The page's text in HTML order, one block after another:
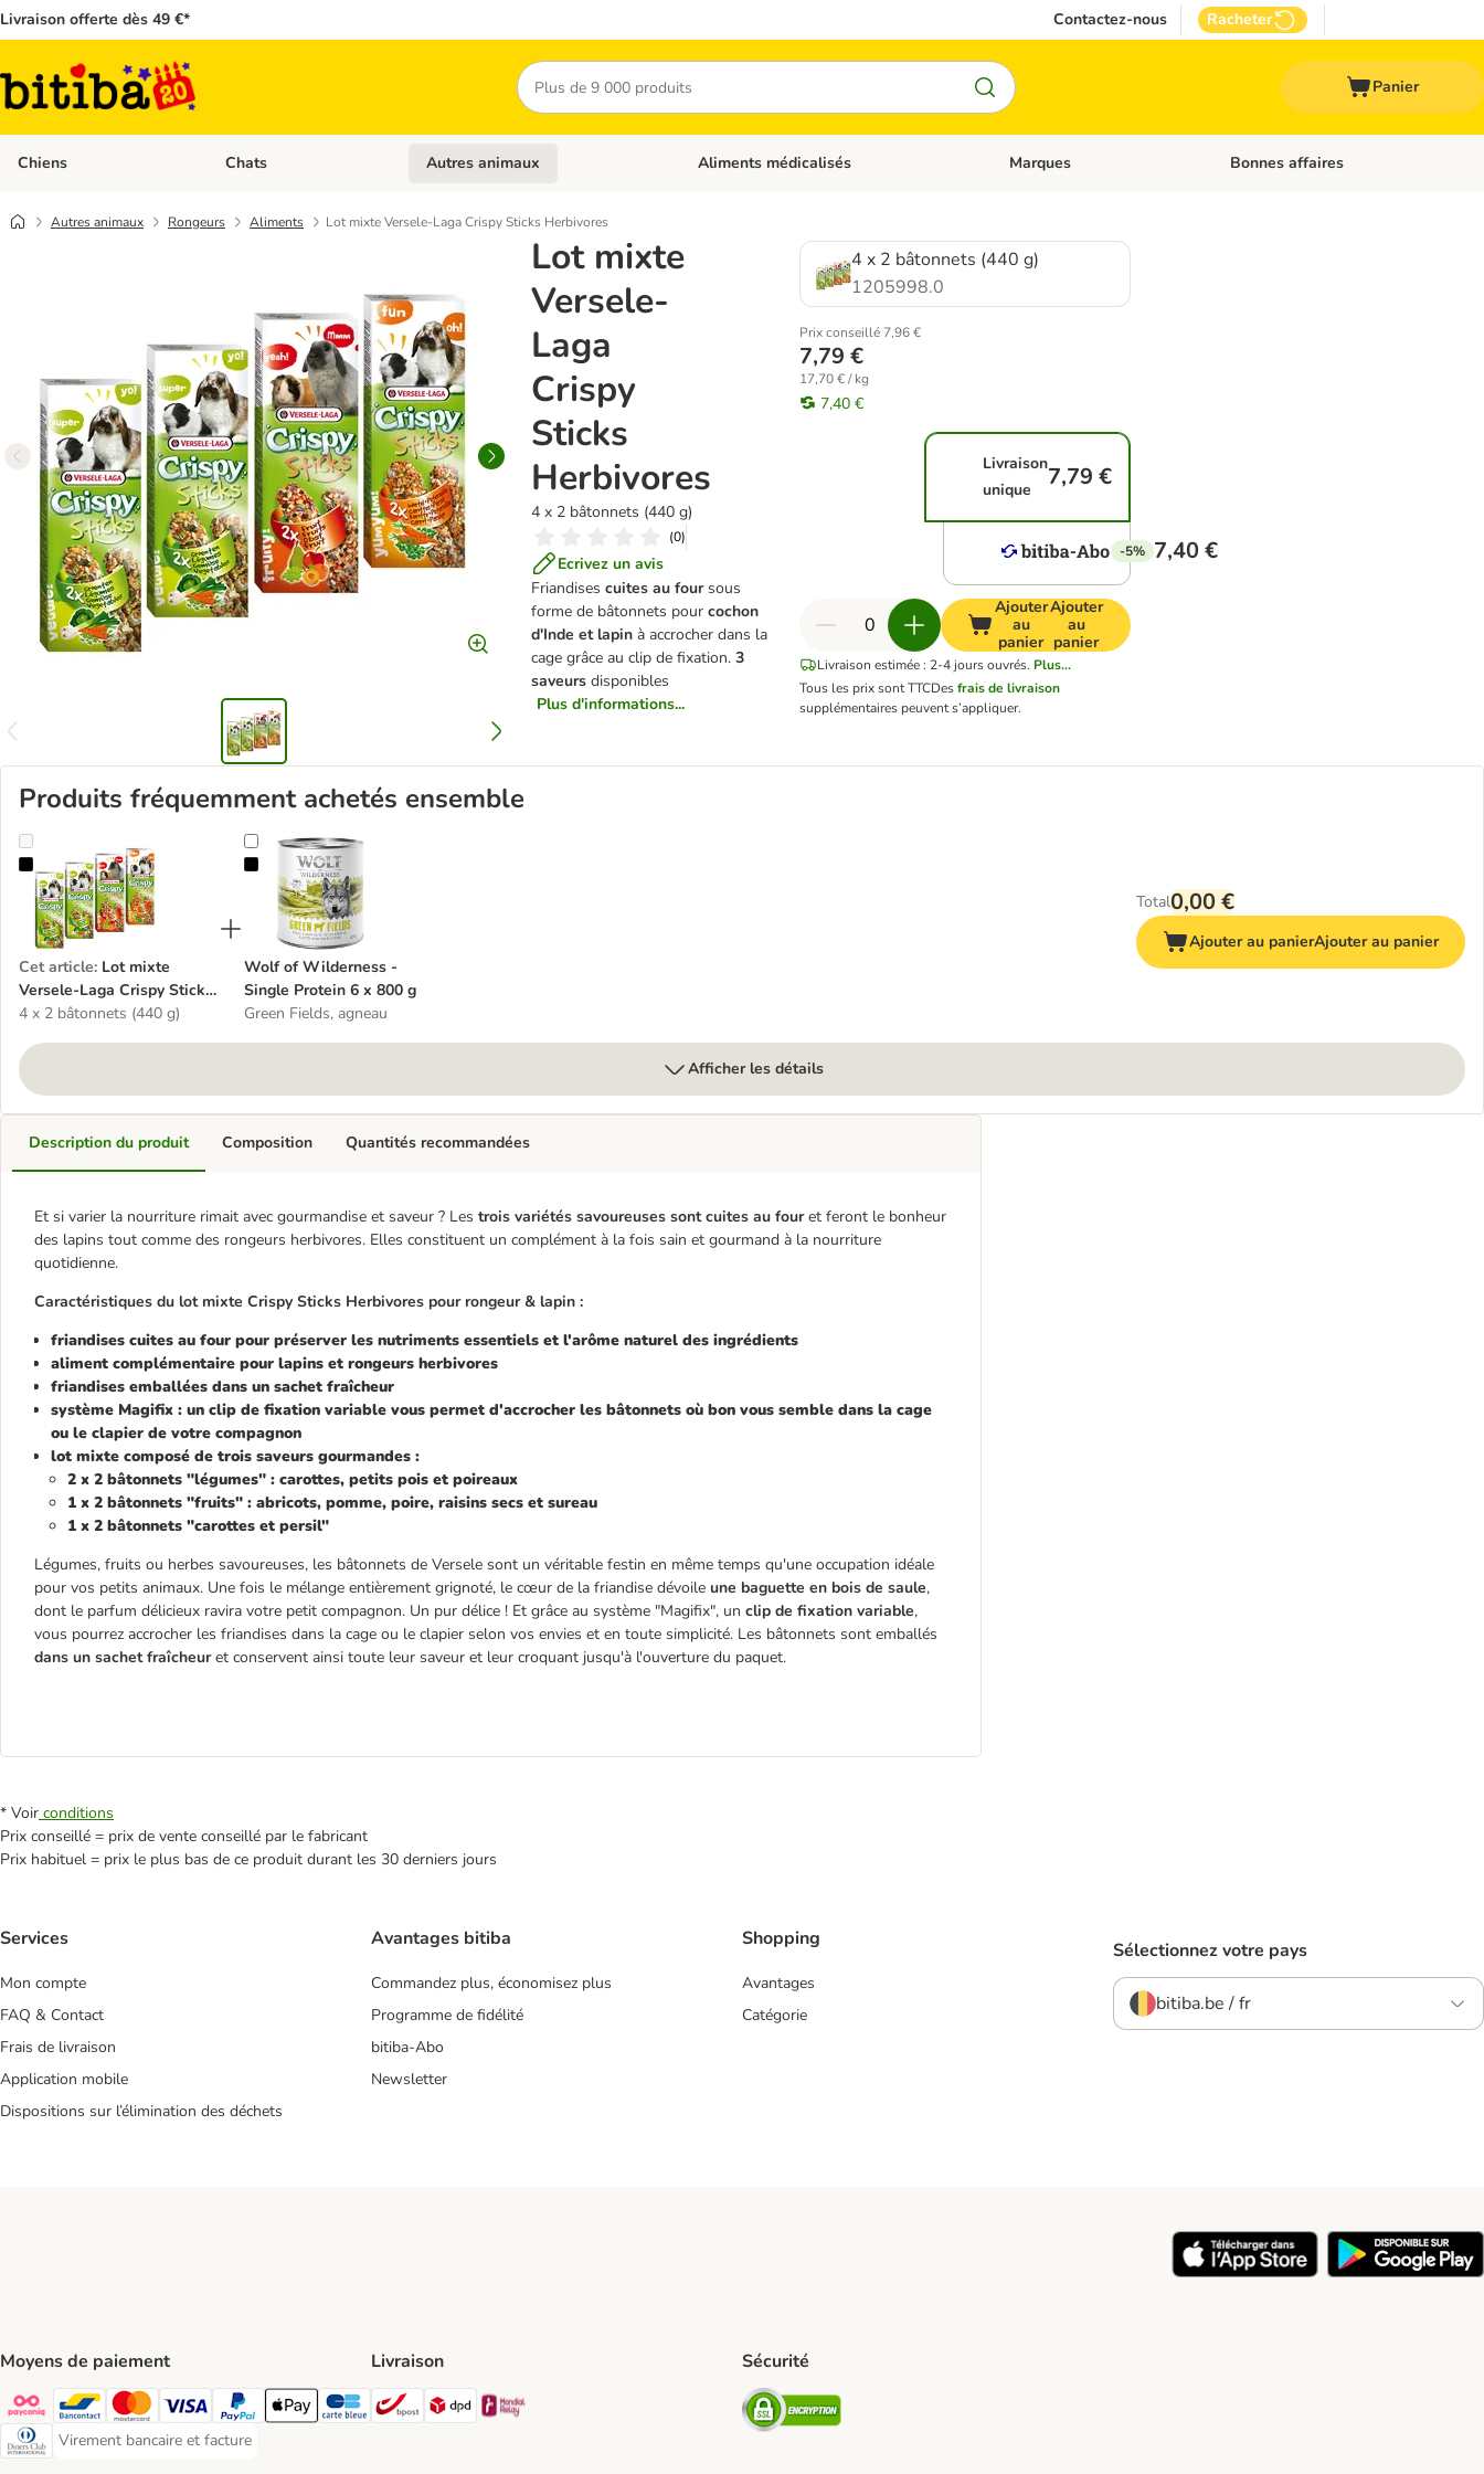
Livraison offerte dès 49 €* Contactez-nous Racheter
Rechercher
Panier
Chiens Dérouler les catégories: Chiens
Chats Dérouler les catégories: Chats
Autres animaux Dérouler les catégories: Autres animaux
Aliments médicalisés Dérouler les catégories: Aliments médicalisés
Marques Dérouler les catégories: Marques
Bonnes affaires
Autres animaux Rongeurs Aliments Lot mixte Versele-Laga Crispy Sticks Herbivores
Lot mixte
Versele-
Laga
Crispy
Sticks
Herbivores
4 x 2 bâtonnets (440 g)
(0)
Ecrivez un avis
Friandises cuites au four sous
forme de bâtonnets pour cochon
d'Inde et lapin à accrocher dans la
cage grâce au clip de fixation. 3
saveurs disponibles
Plus d'informations...
4 x 2 bâtonnets (440 g)
1205998.0
Prix conseillé 7,96 €
7,79 €
17,70 € / kg
7,40 €
Livraison
unique
7,79 €
-5% 7,40 €
Ajouter
au
panier
Ajouter
au
panier
Livraison estimée : 2-4 jours ouvrés. Plus...
Tous les prix sont TTCDesfrais de livraison
supplémentaires peuvent s’appliquer.
Produits fréquemment achetés ensemble
Lot mixte Versele-Laga Crispy Sticks Herbivores
Cet article: Lot mixte
Versele-Laga Crispy Sticks
Herbivores
4 x 2 bâtonnets (440 g)
Wolf of Wilderness - Single Protein 6 x 800 g
Wolf of Wilderness -
Single Protein 6 x 800 g
Green Fields, agneau
Total0,00 €
Ajouter au panierAjouter au panier
Afficher les détails
Description du produit
Et si varier la nourriture rimait avec gourmandise et saveur ? Les trois variétés savoureuses sont cuites au fouret feront le bonheur
des lapins tout comme des rongeurs herbivores. Elles constituent un complément à la fois sain et gourmand à la nourriture
quotidienne.
Caractéristiques du lot mixte Crispy Sticks Herbivores pour rongeur & lapin :
friandises cuites au four pour préserver les nutriments essentiels et l'arôme naturel des ingrédients
aliment complémentaire pour lapins et rongeurs herbivores
friandises emballées dans un sachet fraîcheur
système Magifix : un clip de fixation variable vous permet d'accrocher les bâtonnets où bon vous semble dans la cage
ou le clapier de votre compagnon
lot mixte composé de trois saveurs gourmandes :
2 x 2 bâtonnets "légumes" : carottes, petits pois et poireaux
1 x 2 bâtonnets "fruits" : abricots, pomme, poire, raisins secs et sureau
1 x 2 bâtonnets "carottes et persil"
Légumes, fruits ou herbes savoureuses, les bâtonnets de Versele sont un véritable festin en même temps qu'une occupation idéale
pour vos petits animaux. Une fois le mélange entièrement grignoté, le cœur de la friandise dévoile une baguette en bois de saule,
dont le parfum délicieux ravira votre petit compagnon. Un pur délice ! Et grâce au système "Magifix", un clip de fixation variable,
vous pourrez accrocher les friandises dans la cage ou le clapier selon vos envies et en toute simplicité. Les bâtonnets sont emballés
dans un sachet fraîcheuret conservent ainsi toute leur saveur et leur croquant jusqu'à l'ouverture du paquet.
Composition Quantités recommandées
* Voir conditions
Prix conseillé = prix de vente conseillé par le fabricant
Prix habituel = prix le plus bas de ce produit durant les 30 derniers jours
Services
Mon compte
FAQ & Contact
Frais de livraison
Application mobile
Dispositions sur l’élimination des déchets
Avantages bitiba
Commandez plus, économisez plus
Programme de fidélité
bitiba-Abo
Newsletter
Shopping
Avantages
Catégorie
Sélectionnez votre pays
bitiba.be / fr
Moyens de paiement
Payconiq Payment Method
Bancontact Payment Method
Mastercard Payment Method
Visa Payment Method
Paypal Payment Method
Apple Pay Payment Method
Carte bleue Payment Method
Diners club Payment Method
Virement bancaire et facture
Virement bancaire et facture Payment Method
Livraison
Bpost Shipping Method
DPD Shipping Method
Mondial relay Shipping Method
Sécurité
Security